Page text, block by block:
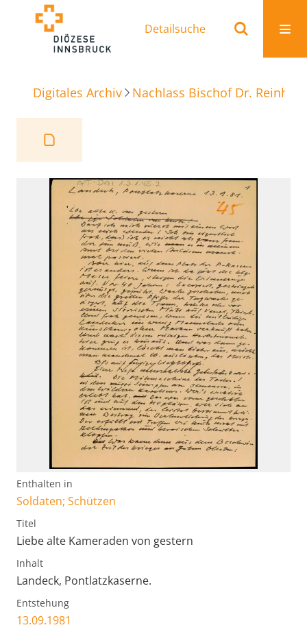
Detailsuche
Digitales Archiv Nachlass Bischof Dr.
Enthalten in
Soldaten; Schützen
Titel
Liebe alte Kameraden von gestern
Inhalt
Landeck, Pontlatzkaserne.
Entstehung
13.09.1981